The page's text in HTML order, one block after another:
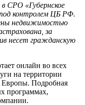
СРО «Губернское
контролем ЦБ РФ.
недвижимостью
за
несет гражданскую
онлайн во всех
на территории
Европы. Подробная
программах,